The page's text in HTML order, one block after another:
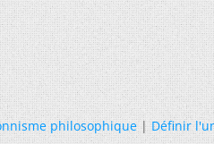
philosophique|Définir